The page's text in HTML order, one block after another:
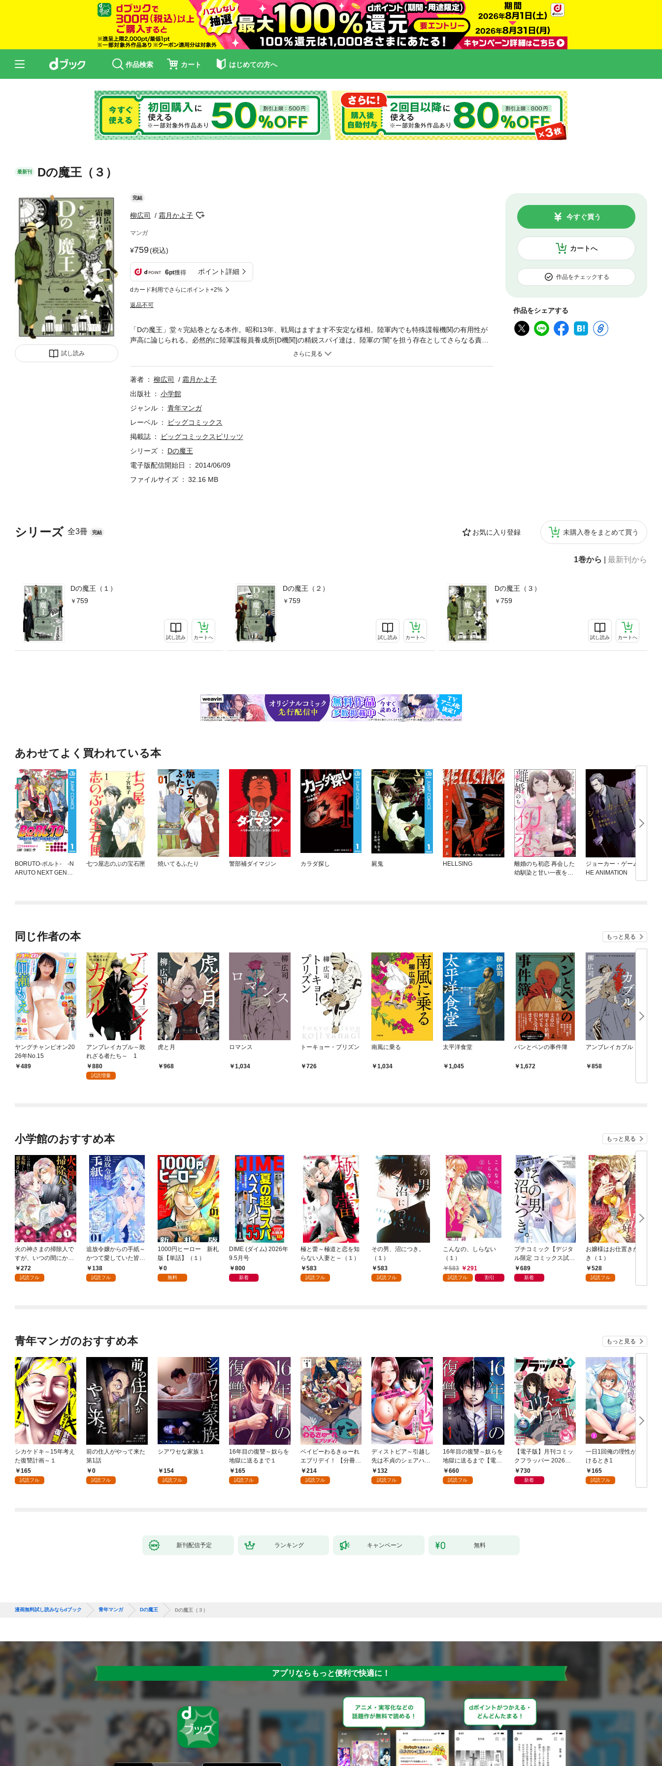
作品検索 カート はじめての方へ
最新刊 Dの魔王（３）
試し読み
完結
柳広司 霜月かよ子
マンガ
759(税込)
6pt獲得 ポイント詳細
dカード利用でさらにポイント+2%
返品不可
カートへ
今すぐ買う
作品をチェックする
作品をシェアする
シリーズ 全3冊 完結 お気に入り登録 未購入巻をまとめて買う
1巻から 最新刊から
Dの魔王（１）
759
試し読み カートへ
Dの魔王（２）
759
試し読み カートへ
Dの魔王（３）
759
試し読み カートへ
「Dの魔王」堂々完結巻となる本作。昭和13年、戦局はますます不安定な様相。陸軍内でも特殊諜報機関の有用性が
声高に論じられる。必然的に陸軍諜報員養成所[D機関]の精鋭スパイ達は、陸軍の“闇”を担う存在としてさらなる責務
を果たすこととなる。然して、その“闇”は、常人には、複雑で、歪で、狂気だった。悲しきD機関のスパイの生き様を
著者 柳広司
霜月かよ子
出版社
小学館
ジャンル
青年マンガ
レーベル
ビッグコミックス
掲載誌
ビッグコミックスピリッツ
シリーズ
Dの魔王
電子版配信開始日
2014/06/09
ファイルサイズ
32.16 MB
あわせてよく買われている本
BORUTO-ボルト- -N
ARUTO NEXT GENER
七つ屋志のぶの宝石匣 焼いてるふたり 警部補ダイマジン カラダ探し 屍鬼 HELLSING
離婚のち初恋 再会した
幼馴染と甘い一夜を過
ジョーカー・ゲーム T
HE ANIMATION
同じ作者の本 もっと見る
ヤングチャンピオン20
26年No.15
489
アンブレイカブル～敗
れざる者たち～ 1
880
試読増量
虎と月
968
ロマンス
1,034
トーキョー・プリズン
726
南風に乗る
1,034
太平洋食堂
1,045
パンとペンの事件簿
1,672
アンブレイカブル
858
小学館のおすすめ本 もっと見る
火の神さまの掃除人で
すが、いつの間にか花
嫁として溺愛されてい
ます【単話】（１）
272
試読フル
追放令嬢からの手紙～
かつて愛していた皆さ
まへ 私のことなどお忘
れですか？～【単話】
138
試読フル
1000円ヒーロー 新札
版【単話】（１）
0
無料
DIME (ダイム) 2026年
9.5月号
800
新着
極と蕾～極道と恋を知
らない人妻と～（１）
583
試読フル
その男、沼につき。
（１）
583
試読フル
こんなの、しらない
（１）
583
291
試読フル 割引
プチコミック【デジタ
ル限定 コミックス試し
読み特典付き】 2026
年9月号（2026年8月7
689
新着
お嬢様はお仕置きが好
き（１）
528
試読フル
青年マンガのおすすめ本 もっと見る
シカケドキ～15年考え
た復讐計画～１
165
試読フル
前の住人がやって来た
第1話
0
試読フル
シアワセな家族１
154
試読フル
16年目の復讐～奴らを
地獄に送るまで１
165
試読フル
ベイビーわるきゅーれ
エブリデイ！ 【分冊
版】 1
214
試読フル
ディストピア～引越し
先は不貞のシェアハウ
ス～１
132
試読フル
16年目の復讐～奴らを
地獄に送るまで【電子
単行本版】１
660
試読フル
【電子版】月刊コミッ
クフラッパー 2026年9
月号730
新着
一日1回俺の理性が負
けるとき1
165
試読フル
新刊配信予定 ランキング キャンペーン 無料
漫画無料試し読みならdブック 青年マンガ Dの魔王 Dの魔王（３）
アプリならもっと便利で快適に！